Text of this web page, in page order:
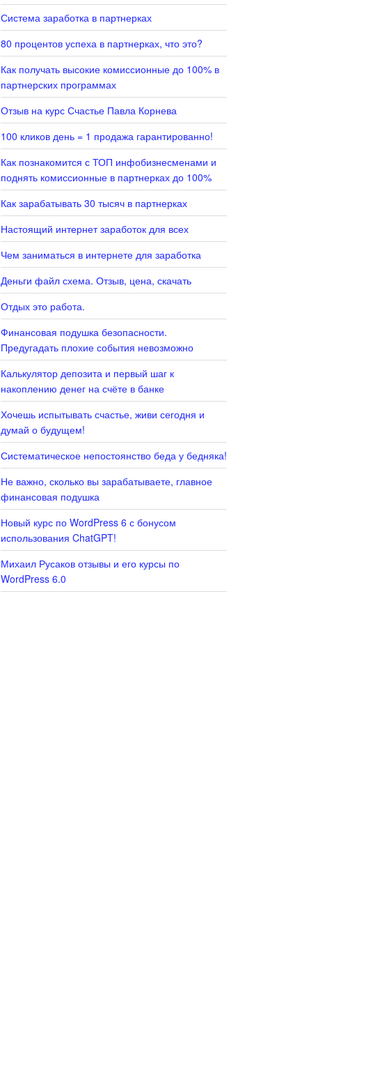
Система заработка в партнерках
80 процентов успеха в партнерках, что это?
Как получать высокие комиссионные до 100% в
партнерских программах
Отзыв на курс Счастье Павла Корнева
100 кликов день = 1 продажа гарантированно!
Как познакомится с ТОП инфобизнесменами и
поднять комиссионные в партнерках до 100%
Как зарабатывать 30 тысяч в партнерках
Настоящий интернет заработок для всех
Чем заниматься в интернете для заработка
Деньги файл схема. Отзыв, цена, скачать
Отдых это работа.
Финансовая подушка безопасности.
Предугадать плохие события невозможно
Калькулятор депозита и первый шаг к
накоплению денег на счёте в банке
Хочешь испытывать счастье, живи сегодня и
думай о будущем!
Систематическое непостоянство беда у бедняка!
Не важно, сколько вы зарабатываете, главное
финансовая подушка
Новый курс по WordPress 6 с бонусом
использования ChatGPT!
Михаил Русаков отзывы и его курсы по
WordPress 6.0